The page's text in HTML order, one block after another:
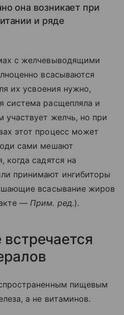
она возникает при
и ряде
с желчевыводящими
всасываются
их усвоения нужно,
система расщепляла и
участвует желчь, но при
этот процесс может
сами мешают
когда садятся на
принимают ингибиторы
всасывание жиров
— Прим. ред.).
пищевым
а не витаминов.